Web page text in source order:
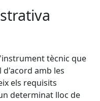
tècnic que
amb les
els requisits
determinat lloc de